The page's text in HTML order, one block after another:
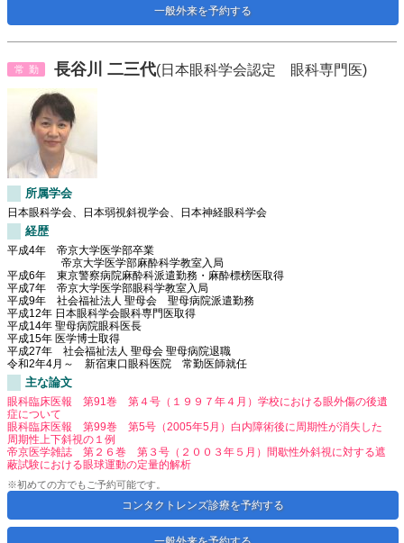
一般外来を予約する
常勤 長谷川 二三代(日本眼科学会認定 眼科専門医)
所属学会
日本眼科学会、日本弱視斜視学会、日本神経眼科学会
経歴
平成4年 帝京大学医学部卒業
帝京大学医学部麻酔科学教室入局
平成6年 東京警察病院麻酔科派遣勤務・麻酔標榜医取得
平成7年 帝京大学医学部眼科学教室入局
平成9年 社会福祉法人 聖母会 聖母病院派遣勤務
平成12年 日本眼科学会眼科専門医取得
平成14年 聖母病院眼科医長
平成15年 医学博士取得
平成27年 社会福祉法人 聖母会 聖母病院退職
令和2年4月～ 新宿東口眼科医院 常勤医師就任
主な論文
眼科臨床医報 第91巻 第４号（１９９７年４月）学校における眼外傷の後遺
症について
眼科臨床医報 第99巻 第5号（2005年5月）白内障術後に周期性が消失した
周期性上下斜視の１例
帝京医学雑誌 第２６巻 第３号（２００３年５月）間歇性外斜視に対する遮
蔽試験における眼球運動の定量的解析
※初めての方でもご予約可能です。
コンタクトレンズ診療を予約する